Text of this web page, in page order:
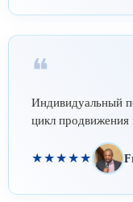
❝
Индивидуальный
цикл
★★★★★